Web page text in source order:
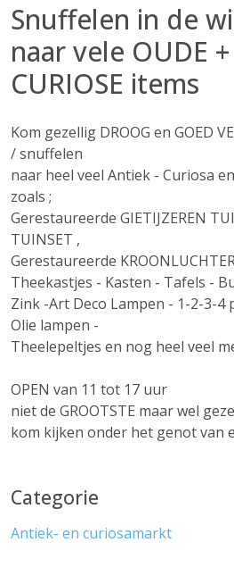
Snuffelen in de
naar vele OUDE
CURIOSE items
Kom gezellig DROOG en GOED
/ snuffelen
naar heel veel Antiek - Curiosa
zoals ;
Gerestaureerde GIETIJZEREN
TUINSET ,
Gerestaureerde
Theekastjes - Kasten - Tafels -
Zink -Art Deco Lampen - 1-2-3-
Olie lampen -
Theelepeltjes en nog heel veel
OPEN van 11 tot 17 uur
niet de GROOTSTE maar wel
kom kijken onder het genot van
Categorie
Antiek- en curiosamarkt